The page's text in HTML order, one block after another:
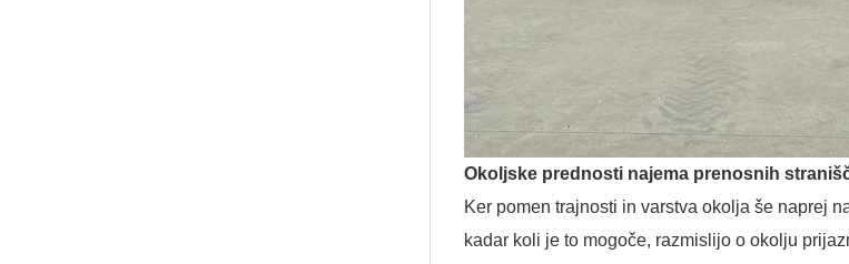
Okoljske prednosti najema prenosnih
Ker pomen trajnosti in varstva okolja še naprej
kadar koli je to mogoče, razmislijo o okolju